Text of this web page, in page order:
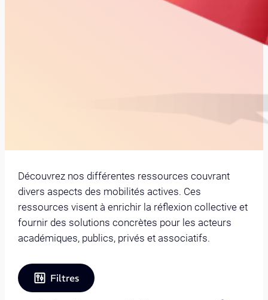
Découvrez nos différentes ressources couvrant
divers aspects des mobilités actives. Ces
ressources visent à enrichir la réflexion collective et
fournir des solutions concrètes pour les acteurs
académiques, publics, privés et associatifs.
Filtres